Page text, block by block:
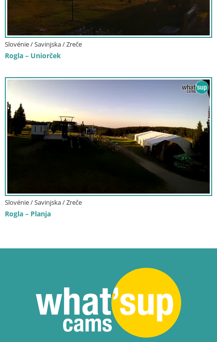
Slovénie / Savinjska / Zreče
Rogla – Uniorček
Slovénie / Savinjska / Zreče
Rogla – Planja